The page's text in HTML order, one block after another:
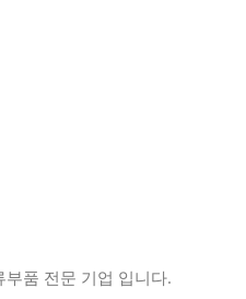
품 전문 기업 입니다.